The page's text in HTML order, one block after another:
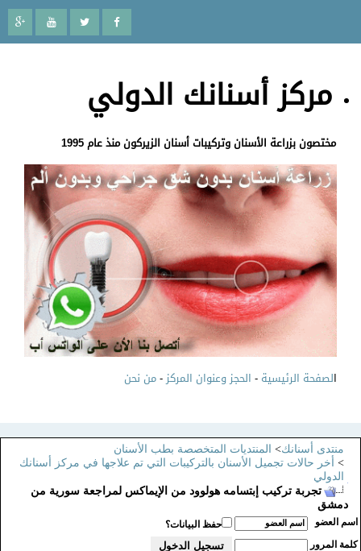
مركز أسنانك الدولي
مختصون بزراعة الأسنان وتركيبات أسنان الزيركون منذ عام 1995
لصفحة الرئيسية-الحجز وعنوان المركز-من نحن
منتدى أسنانك>المنتديات المتخصصة بطب الأسنان
>أخر حالات تجميل الأسنان بالتركيبات التي تم علاجها في مركز أسنانك
الدولي
تجربة تركيب إبتسامه هولوود من الإيماكس لمراجعة سورية من
دمشق
اسم العضو
حفظ البيانات؟
كلمة المرور